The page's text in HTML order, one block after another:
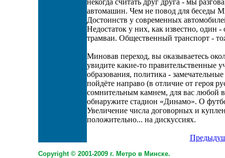
некогда считать друг друга - мы
автомашин. Чем не повод для беседы
Достоинств у современных
Недостаток у них, как известно, один
трамваи. Общественный транспорт -
Миновав переход, вы оказываетесь
увидите какие-то правительственные
образования, политика -
пойдёте направо (в отличие от героя
сомнительным камнем, для вас любой
обнаружите стадион «Динамо». О
Увеличение числа договорных и
положительно... на дискуссиях.
Copyright © 2001-2009 г. Метро в Минске.